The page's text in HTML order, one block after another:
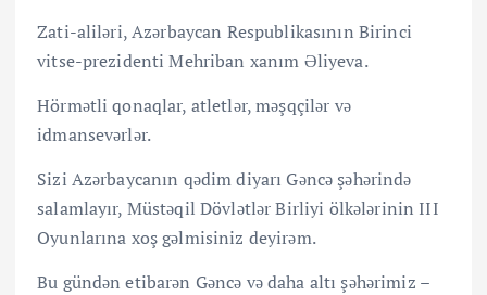
Zati-aliləri, Azərbaycan Respublikasının Birinci
vitse-prezidenti Mehriban xanım Əliyeva.
Hörmətli qonaqlar, atletlər, məşqçilər və
idmansevərlər.
Sizi Azərbaycanın qədim diyarı Gəncə şəhərində
salamlayır, Müstəqil Dövlətlər Birliyi ölkələrinin III
Oyunlarına xoş gəlmisiniz deyirəm.
Bu gündən etibarən Gəncə və daha altı şəhərimiz –